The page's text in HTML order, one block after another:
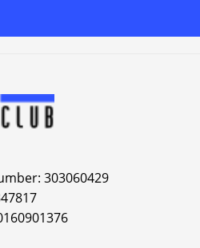
303060429